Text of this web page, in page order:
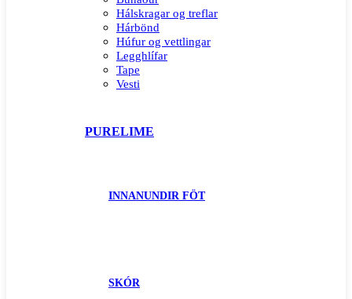
Hálskragar og treflar
Hárbönd
Húfur og vettlingar
Legghlífar
Tape
Vesti
PURELIME
INNANUNDIR FÖT
SKÓR